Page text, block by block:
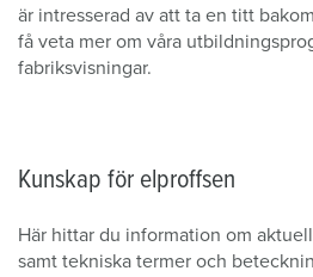
är intresserad av att ta en titt
få veta mer om våra
fabriksvisningar.
Kunskap för elproffsen
Här hittar du information om
samt tekniska termer och